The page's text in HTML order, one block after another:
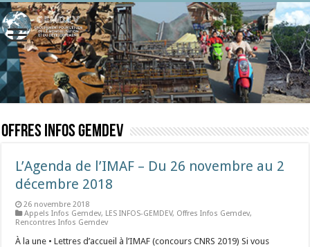
Offres Infos Gemdev
L’Agenda de l’IMAF – Du 26 novembre au 2
décembre 2018
26 novembre 2018
Appels Infos Gemdev, LES INFOS-GEMDEV, Offres Infos Gemdev,
Rencontres Infos Gemdev
À la une • Lettres d’accueil à l’IMAF (concours CNRS 2019) Si vous